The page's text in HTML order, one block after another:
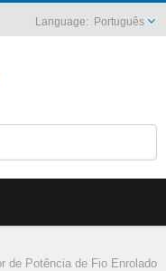
Português
de Potência de Fio Enrolado